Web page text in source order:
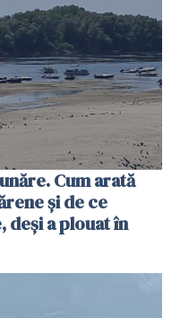
Cum arată
și de ce
deși a plouat în